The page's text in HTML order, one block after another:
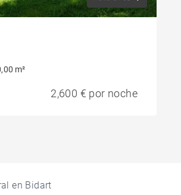
m²
2,600 € por noche
en Bidart